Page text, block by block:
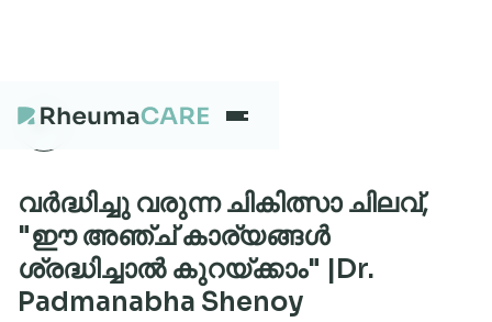
What we treat
Our Centres
വർദ്ധിച്ചു വരുന്ന ചികിത്സാ ചിലവ്,
"ഈ അഞ്ച് കാര്യങ്ങൾ
ശ്രദ്ധിച്ചാൽ കുറയ്ക്കാം" |Dr.
Padmanabha Shenoy